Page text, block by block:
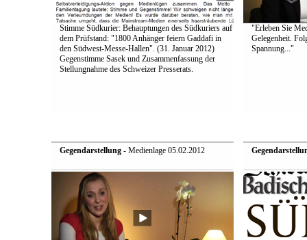
Stimme Südkurier: Behauptungen des Südkuriers auf
dem Prüfstand: "1800 Anhänger feiern Gaddafi in
den Südwest-Messe-Hallen". (31. Januar 2012)
Gegenstimme Sasek und Zusammenfassung der
Stellungnahme des Schweizer Presserats.
"Erleben Sie
Gelegenheit.
Spannung..."
Gegendarstellung- Medienlage 05.02.2012